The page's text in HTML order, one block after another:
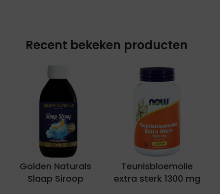
Recent bekeken producten
Golden Naturals
Slaap Siroop
Teunisbloemolie
extra sterk 1300 mg